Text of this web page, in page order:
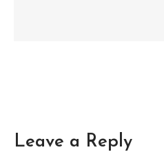
Leave a Reply